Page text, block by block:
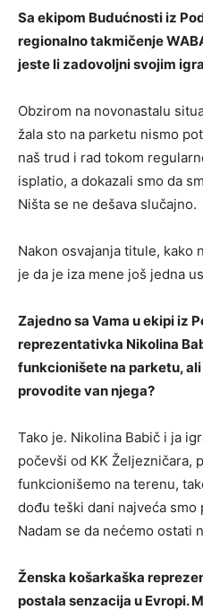
Sa ekipom Budućnosti iz
regionalno takmičenje
jeste li zadovoljni svojim
Obzirom na novonastalu
žala sto na parketu nismo
naš trud i rad tokom
isplatio, a dokazali smo da
Ništa se ne dešava slučajno.
Nakon osvajanja titule, kako
je da je iza mene još jedna
Zajedno sa Vama u ekipi iz
reprezentativka Nikolina
funkcionišete na parketu,
provodite van njega?
Tako je. Nikolina Babič i ja
počevši od KK Željezničara,
funkcionišemo na terenu,
dođu teški dani najveća smo
Nadam se da nećemo ostati
Ženska košarkaška
postala senzacija u Evropi.